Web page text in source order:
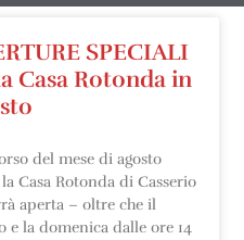
SPECIALI
Casa Rotonda in
del mese di agosto
la Casa Rotonda di Casserio
aperta – oltre che il
e la domenica dalle ore 14